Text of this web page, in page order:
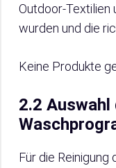
Outdoor-Textilien
wurden und die
Keine Produkte
2.2
Für die